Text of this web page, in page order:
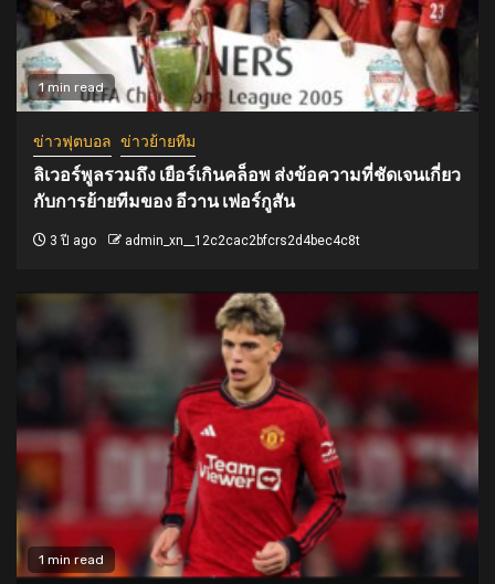
1 min read
ข่าวฟุตบอล ข่าวย้ายทีม
ลิเวอร์พูลรวมถึง เยือร์เกินคล็อพ ส่งข้อความที่ชัดเจนเกี่ยว
กับการย้ายทีมของ อีวาน เฟอร์กูสัน
3 ปี ago admin_xn__12c2cac2bfcrs2d4bec4c8t
1 min read